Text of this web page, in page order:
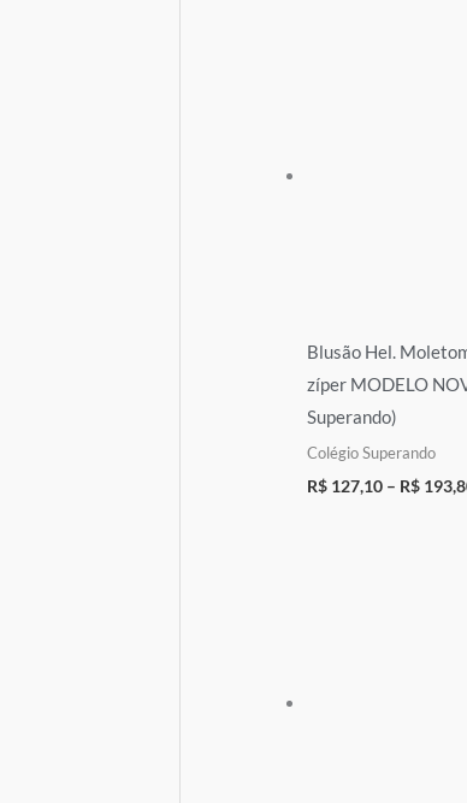
Blusão Hel.
zíper MODELO
Superando)
Colégio Superando
R$ 127,10 – R$